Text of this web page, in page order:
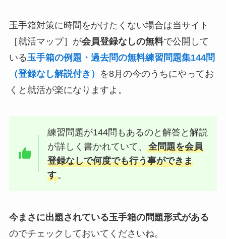
玉手箱対策に時間をかけたくない場合は当サイト
［就活マップ］が会員登録なしの無料で公開して
いる玉手箱の例題・過去問の無料練習問題集144問
（登録なし解説付き）
を8月の今のうちにやってお
くと就活が楽になりますよ。
練習問題が144問もあるのと解答と解説
が詳しく書かれていて、全問題を会員
登録なしで何度でも行う事ができま
す。
今まさに出題されている玉手箱の問題形式がある
のでチェックしておいてくださいね。